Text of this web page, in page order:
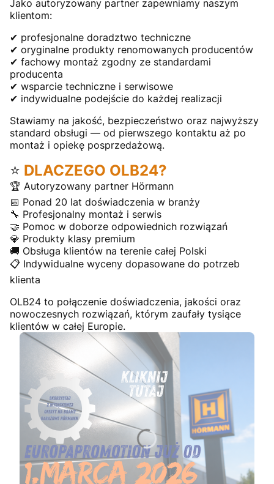
Jako autoryzowany partner zapewniamy naszym
klientom:
✔ profesjonalne doradztwo techniczne
✔ oryginalne produkty renomowanych producentów
✔ fachowy montaż zgodny ze standardami
producenta
✔ wsparcie techniczne i serwisowe
✔ indywidualne podejście do każdej realizacji
Stawiamy na jakość, bezpieczeństwo oraz najwyższy
standard obsługi — od pierwszego kontaktu aż po
montaż i opiekę posprzedażową.
⭐ DLACZEGO OLB24?
🏆 Autoryzowany partner Hörmann
📅 Ponad 20 lat doświadczenia w branży
🔧 Profesjonalny montaż i serwis
🤝 Pomoc w doborze odpowiednich rozwiązań
💎 Produkty klasy premium
🚚 Obsługa klientów na terenie całej Polski
📋 Indywidualne wyceny dopasowane do potrzeb
klienta
OLB24 to połączenie doświadczenia, jakości oraz
nowoczesnych rozwiązań, którym zaufały tysiące
klientów w całej Europie.